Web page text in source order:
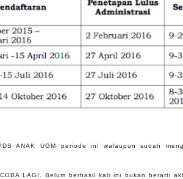
ANAK UGM periode ini walaupun sudah
LAGI. Belum berhasil kali ini bukan berarti